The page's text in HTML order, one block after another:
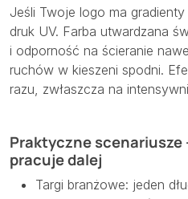
Jeśli Twoje logo ma
druk UV. Farba utwardzana
i odporność na ścieranie
ruchów w kieszeni spodni.
razu, zwłaszcza na
Praktyczne scenariusze
pracuje dalej
Targi branżowe: jeden